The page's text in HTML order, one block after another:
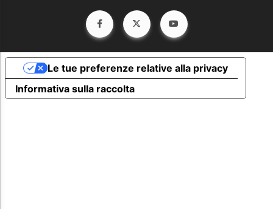
Informativa sulla raccolta
Le tue preferenze relative alla privacy